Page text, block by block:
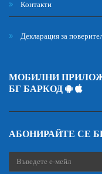
Контакти
Декларация за
МОБИЛНИ
БГ БАРКОД
АБОНИРАЙТЕ СЕ